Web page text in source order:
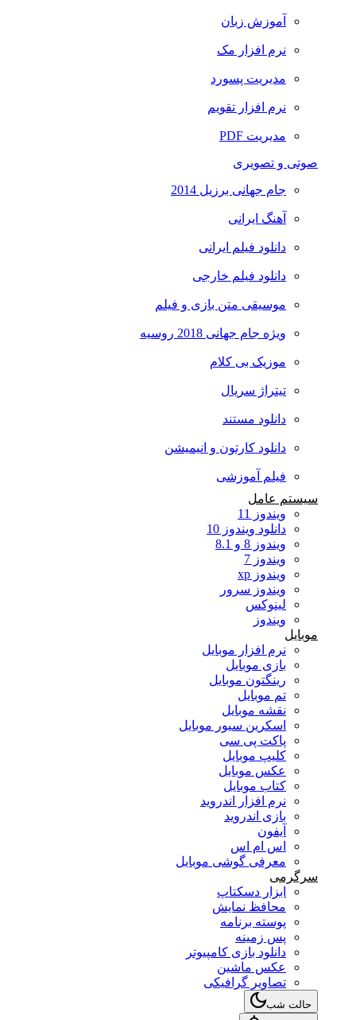
آموزش زبان
نرم افزار مک
مدیریت پسورد
نرم افزار تقویم
مدیریت PDF
صوتی و تصویری
جام جهانی برزیل 2014
آهنگ ایرانی
دانلود فیلم ایرانی
دانلود فیلم خارجی
موسیقی متن بازی و فیلم
ویژه جام جهانی 2018 روسیه
موزیک بی کلام
تیتراژ سریال
دانلود مستند
دانلود کارتون و انیمیشن
فیلم آموزشی
سیستم عامل
ویندوز 11
دانلود ویندوز 10
ویندوز 8 و 8.1
ویندوز 7
ویندوز xp
ویندوز سرور
لینوکس
ویندوز
موبایل
نرم افزار موبایل
بازی موبایل
رینگتون موبایل
تم موبایل
نقشه موبایل
اسکرین سیور موبایل
پاکت پی سی
کلیپ موبایل
عکس موبایل
کتاب موبایل
نرم افزار اندروید
بازی اندروید
آیفون
اس ام اس
معرفی گوشی موبایل
سرگرمی
ابزار دسکتاپ
محافظ نمایش
پوسته برنامه
پس زمینه
دانلود بازی کامپیوتر
عکس ماشین
تصاویر گرافیکی
حالت شب